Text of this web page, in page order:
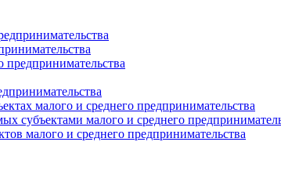
малого и среднего предпринимательства
субъектами малого и среднего
малого и среднего предпринимательства